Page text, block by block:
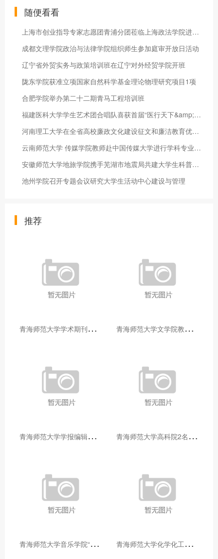
随便看看
上海市创业指导专家志愿团青浦分团莅临上海政法学院进行创业指导
成都文理学院政治与法律学院组织师生参加庭审开放日活动
辽宁省外贸实务与政策培训班在辽宁对外经贸学院开班
陇东学院获准立项国家自然科学基金理论物理研究项目1项
合肥学院举办第二十二期青马工程培训班
福建医科大学学生艺术团合唱队喜获首届“医行天下&amp;#8226;艺行天
河南理工大学在全省高校廉政文化建设征文和廉洁教育优秀案例征集
云南师范大学 传媒学院教师赴中国传媒大学进行学科专业调研
安徽师范大学地旅学院携手芜湖市地震局共建大学生科普社会实践基
池州学院召开专题会议研究大学生活动中心建设与管理
推荐
青
海师范大学学术期刊两个专栏入选2025年青海省期刊重点专栏 青
海师范大学文学院教师赴山东省相关高校和学术机构交流学习
青
海师范大学学报编辑部赴大通县城关镇上毛佰胜村开展帮扶慰问活动 青
海师范大学高科院2名专家当选中国科学院院士
青
海师范大学音乐学院“青舞华章”本科舞蹈专业中期汇报圆满落幕 青
海师范大学化学化工学院开展铸牢中华民族共同体意识大讲堂活动